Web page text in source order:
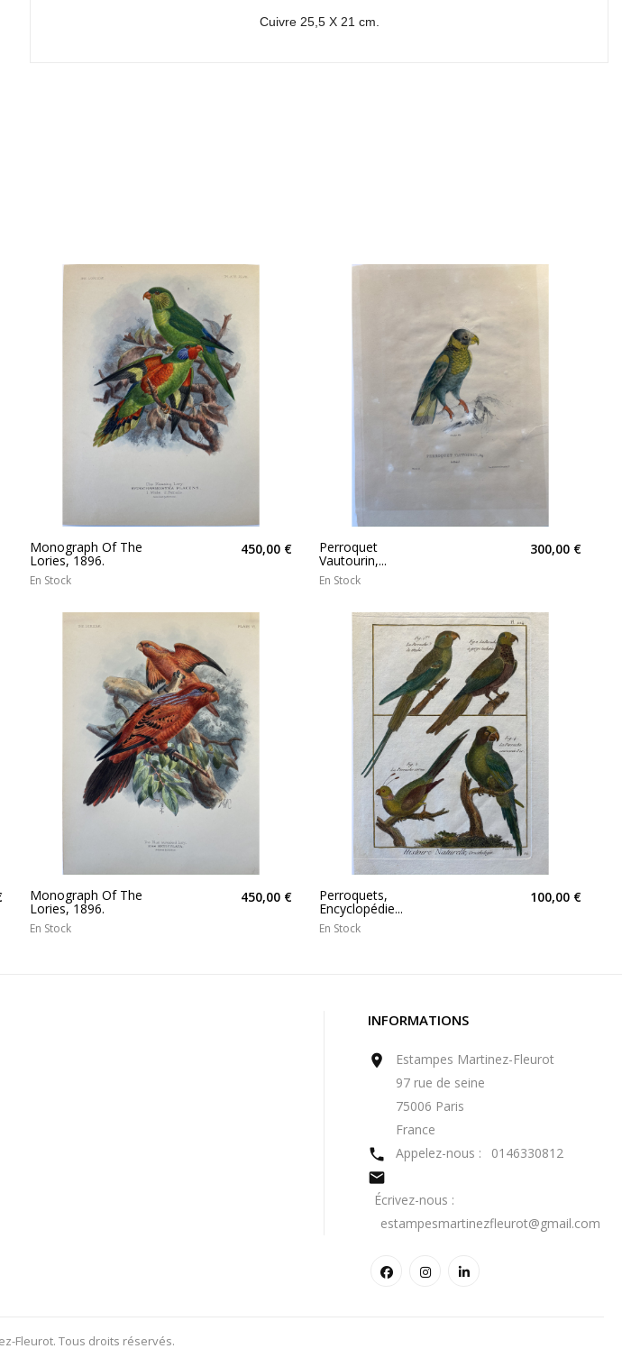
Cuivre 25,5 X 21 cm.
Monograph Of The
Lories, 1896.
450,00 €
En Stock
Perroquet
Vautourin,...
300,00 €
En Stock
Monograph Of The
Lories, 1896.
450,00 €
En Stock
Perroquets,
Encyclopédie...
100,00 €
En Stock
INFORMATIONS

Estampes Martinez-Fleurot
97 rue de seine
75006 Paris
France
 Appelez-nous : 0146330812

Écrivez-nous :
estampesmartinezfleurot@gmail.com
Fleurot. Tous droits réservés.